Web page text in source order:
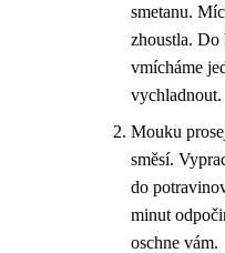
smetanu.
zhoustla. Do
vmícháme
vychladnout.
Mouku
směsí.
do
minut
oschne vám.